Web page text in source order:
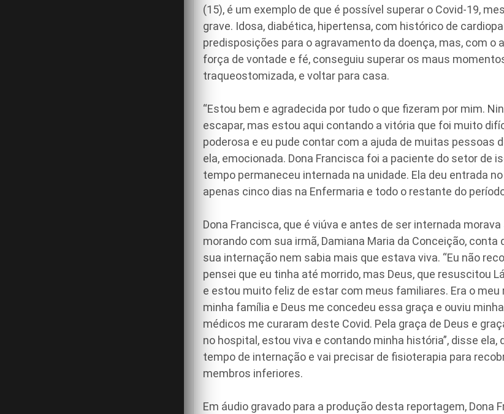
(15), é um exemplo de que é possível superar o Covid-19,
grave. Idosa, diabética, hipertensa, com histórico de
predisposições para o agravamento da doença, mas, com o
força de vontade e fé, conseguiu superar os maus
traqueostomizada, e voltar para casa.
“Estou bem e agradecida por tudo o que fizeram por mim.
escapar, mas estou aqui contando a vitória que foi muito
poderosa e eu pude contar com a ajuda de muitas pessoas
ela, emocionada. Dona Francisca foi a paciente do setor de
tempo permaneceu internada na unidade. Ela deu entrada
apenas cinco dias na Enfermaria e todo o restante do
Dona Francisca, que é viúva e antes de ser internada
morando com sua irmã, Damiana Maria da Conceição,
sua internação nem sabia mais que estava viva. “Eu não
pensei que eu tinha até morrido, mas Deus, que resuscitou
e estou muito feliz de estar com meus familiares. Era o meu
minha família e Deus me concedeu essa graça e ouviu
médicos me curaram deste Covid. Pela graça de Deus e
no hospital, estou viva e contando minha história”, disse ela,
tempo de internação e vai precisar de fisioterapia para
membros inferiores.
Em áudio gravado para a produção desta reportagem, Dona